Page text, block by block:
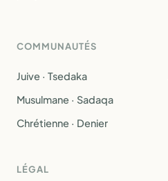
COMMUNAUTÉS
Juive · Tsedaka
Musulmane · Sadaqa
Chrétienne · Denier
LÉGAL